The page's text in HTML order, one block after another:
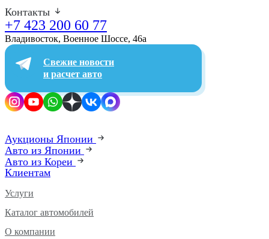
Контакты
+7 423 200 60 77
Владивосток, Военное Шоссе, 46а​
Свежие новости
и расчет авто
Аукционы Японии
Авто из Японии
Авто из Кореи
Клиентам
Услуги
Каталог автомобилей
О компании